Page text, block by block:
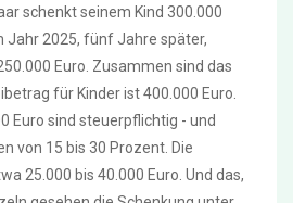
schenkt seinem Kind 300.000
Jahr 2025, fünf Jahre später,
Euro. Zusammen sind das
für Kinder ist 400.000 Euro.
Euro sind steuerpflichtig - und
von 15 bis 30 Prozent. Die
25.000 bis 40.000 Euro. Und das,